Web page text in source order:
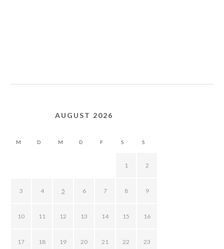
AUGUST 2026
M D M D F S S
1 2
3 4 5 6 7 8 9
10 11 12 13 14 15 16
17 18 19 20 21 22 23